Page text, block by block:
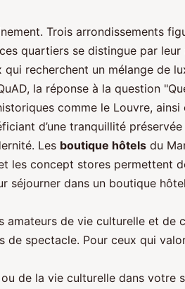
Trois arrondissements
quartiers se distingue par
recherchent un mélange de
la réponse à la question
comme le Louvre,
d’une tranquillité
Les boutique hôtels du
les concept stores permettent
dans un boutique
de vie culturelle et de
spectacle. Pour ceux qui
de la vie culturelle dans votre